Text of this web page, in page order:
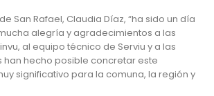
San Rafael, Claudia Díaz, “ha sido un día
alegría y agradecimientos a las
al equipo técnico de Serviu y a las
han hecho posible concretar este
significativo para la comuna, la región y